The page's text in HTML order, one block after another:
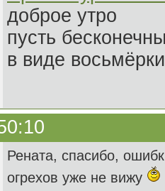
доброе утро
пусть
в виде восьмёрки
Рената, спасибо,
огрехов уже не вижу